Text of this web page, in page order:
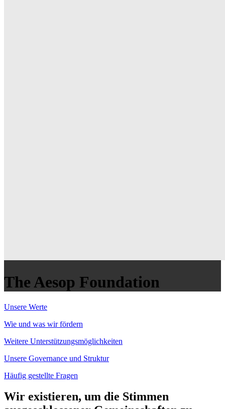
The Aesop Foundation
Unsere Werte
Wie und was wir fördern
Weitere Unterstützungsmöglichkeiten
Unsere Governance und Struktur
Häufig gestellte Fragen
Wir existieren, um die Stimmen